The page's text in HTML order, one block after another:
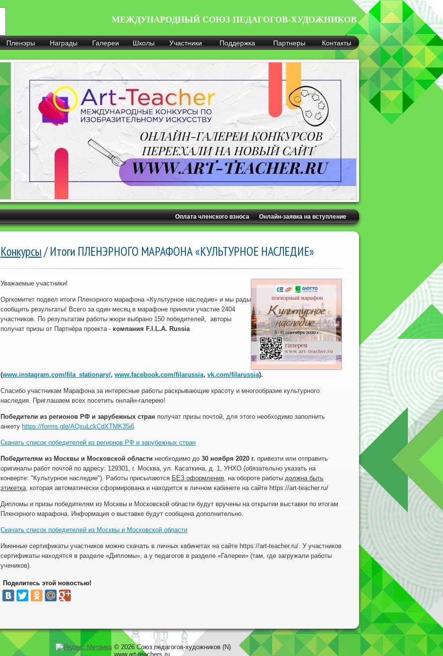
МЕЖДУНАРОДНЫЙ СОЮЗ ПЕДАГОГОВ-ХУДОЖНИКОВ
Пленэры Награды Галереи Школы Участники Поддержка Партнеры Контакты
Онлайн-заявка на вступление
Оплата членского взноса
Конкурсы/ Итоги ПЛЕНЭРНОГО МАРАФОНА «КУЛЬТУРНОЕ НАСЛЕДИЕ»
Уважаемые участники!
Оргкомитет подвел итоги Пленэрного марафона «Культурное наследие» и мы рады
сообщить результаты! Всего за один месяц в марафоне приняли участие 2404
участников. По результатам работы жюри выбрано 150 победителей, авторы
получат призы от Партнёра проекта - компания F.I.L.A. Russia
(www.instagram.com/fila_stationary/, www.facebook.com/filarussia, vk.com/filarussia).
Спасибо участникам Марафона за интересные работы раскрывающие красоту и многообразие культурного
наследия. Приглашаем всех посетить онлайн-галерею!
Победители из регионов РФ и зарубежных стран получат призы почтой, для этого необходимо заполнить
анкету https://forms.gle/AQsuLckCdXTMK35i6
Скачать список победителей из регионов РФ и зарубежных стран
Победителям из Москвы и Московской области необходимо до 30 ноября 2020 г. привезти или отправить
оригиналы работ почтой по адресу: 129301, г. Москва, ул. Касаткина, д. 1, УНХО (обязательно указать на
конверте: "Культурное наследие"). Работы присылаются БЕЗ оформления, на обороте работы должна быть
этикетка, которая автоматически сформирована и находится в личном кабинете на сайте https://art-teacher.ru/
Дипломы и призы победителям из Москвы и Московской области будут вручены на открытии выставки по итогам
Пленэрного марафона. Информация о выставке будут сообщена дополнительно.
Скачать список победителей из Москвы и Московской области
Именные сертификаты участников можно скачать в личных кабинетах на сайте https://art-teacher.ru/. У участников
сертификаты находятся в разделе «Дипломы», а у педагогов в разделе «Галереи» (там, где загружали работы
учеников).
Поделитесь этой новостью!
© 2026 Союз педагогов-художников (N)
www.art-teachers.ru